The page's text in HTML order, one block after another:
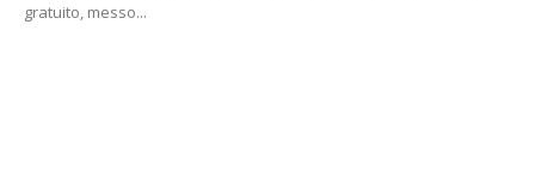
gratuito, messo...